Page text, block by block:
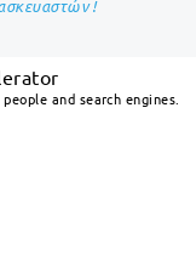
!
and search engines.